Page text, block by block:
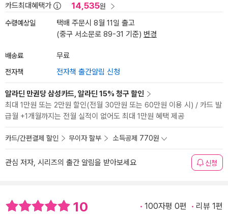
카드최대혜택가 14,535원
수령예상일
택배 주문시 8월 11일 출고
(중구 서소문로 89-31 기준) 변경
배송료 무료
전자책 전자책 출간알림 신청
알라딘 만권당 삼성카드, 알라딘 15% 청구 할인
최대 1만원 또는 2만원 할인(전월 30만원 또는 60만원 이용 시) / 카드 발
급월 +1개월까지는 전월 실적이 없어도 최대 1만원 혜택 제공
카드/간편결제 할인 무이자 할부 소득공제 770원
관심 저자, 시리즈의 출간 알림을 받아보세요 신청
10 100자평 0편 리뷰 1편